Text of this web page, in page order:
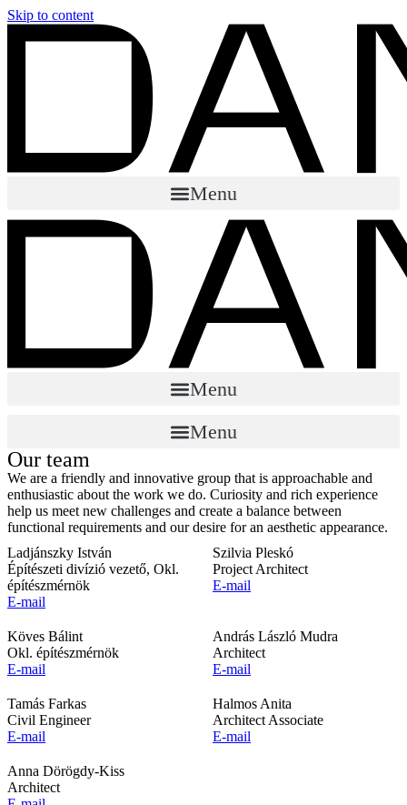
Skip to content
Menu
Menu
Menu
Our team
We are a friendly and innovative group that is approachable and
enthusiastic about the work we do. Curiosity and rich experience
help us meet new challenges and create a balance between
functional requirements and our desire for an aesthetic appearance.
Ladjánszky István
Építészeti divízió vezető, Okl.
építészmérnök
E-mail
Szilvia Pleskó
Project Architect
E-mail
Köves Bálint
Okl. építészmérnök
E-mail
András László Mudra
Architect
E-mail
Tamás Farkas
Civil Engineer
E-mail
Halmos Anita
Architect Associate
E-mail
Anna Dörögdy-Kiss
Architect